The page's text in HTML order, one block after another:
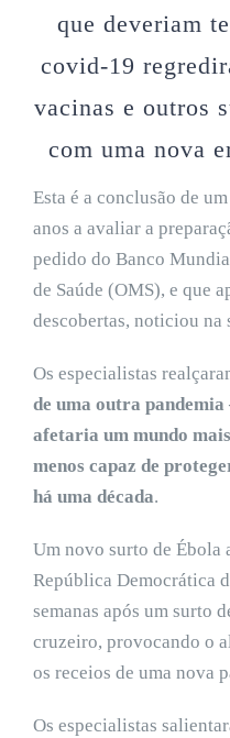
que deveriam
covid-19
vacinas e outros
com uma nova
Esta é a conclusão de
anos a avaliar a
pedido do Banco
de Saúde (OMS), e que
descobertas, noticiou na
Os especialistas
de uma outra
afetaria um mundo
menos capaz de
há uma década.
Um novo surto de Ébola
República Democrática
semanas após um surto
cruzeiro, provocando o
os receios de uma nova
Os especialistas